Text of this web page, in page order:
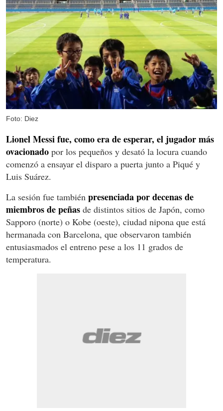
Foto: Diez
Lionel Messi fue, como era de esperar, el jugador más
ovacionado por los pequeños y desató la locura cuando
comenzó a ensayar el disparo a puerta junto a Piqué y
Luis Suárez.
La sesión fue también presenciada por decenas de
miembros de peñas de distintos sitios de Japón, como
Sapporo (norte) o Kobe (oeste), ciudad nipona que está
hermanada con Barcelona, que observaron también
entusiasmados el entreno pese a los 11 grados de
temperatura.